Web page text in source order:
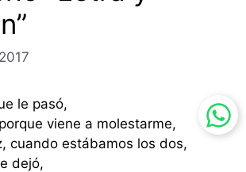
le pasó,
viene a molestarme,
cuando estábamos los dos,
dejó,